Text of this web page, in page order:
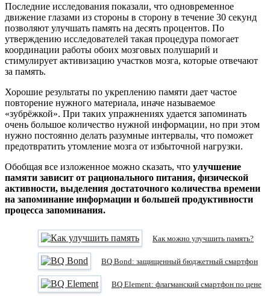
Последние исследования показали, что одновременное
движение глазами из стороны в сторону в течение 30 секунд
позволяют улучшать память на десять процентов. По
утверждению исследователей такая процедура помогает
координации работы обоих мозговых полушарий и
стимулирует активизацию участков мозга, которые отвечают
за память.
Хорошие результаты по укреплению памяти дает частое
повторение нужного материала, иначе называемое
«зубрёжкой». При таких упражнениях удается запоминать
очень большое количество нужной информации, но при этом
нужно постоянно делать разумные интервалы, что поможет
предотвратить утомление мозга от избыточной нагрузки.
Обобщая все изложенное можно сказать, что улучшение
памяти зависит от рационального питания, физической
активности, выделения достаточного количества времени
на запоминание информации и большей продуктивности
процесса запоминания.
Как можно улучшить память?
BQ Bond: защищенный бюджетный смартфон
BQ Element: флагманский смартфон по цене